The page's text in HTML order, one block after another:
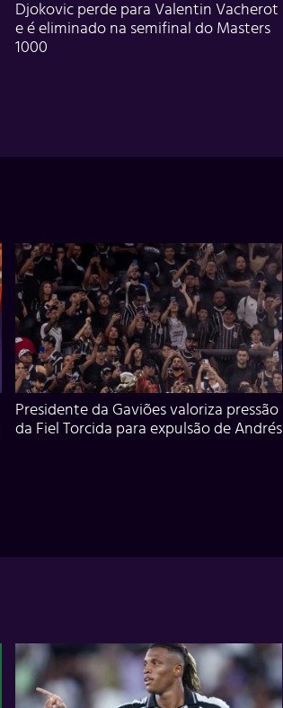
Djokovic perde para Valentin Vacherot
e é eliminado na semifinal do Masters
1000
Presidente da Gaviões valoriza pressão
da Fiel Torcida para expulsão de Andrés